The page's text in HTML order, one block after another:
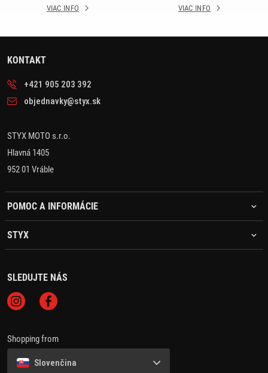
VIAC INFO VIAC INFO
KONTAKT
+421 905 203 392
objednavky@styx.sk
STYX MOTO s.r.o.
Hlavná 1405
952 01 Vráble
POMOC A INFORMÁCIE
STYX
SLEDUJTE NÁS
Shopping from
Slovenčina